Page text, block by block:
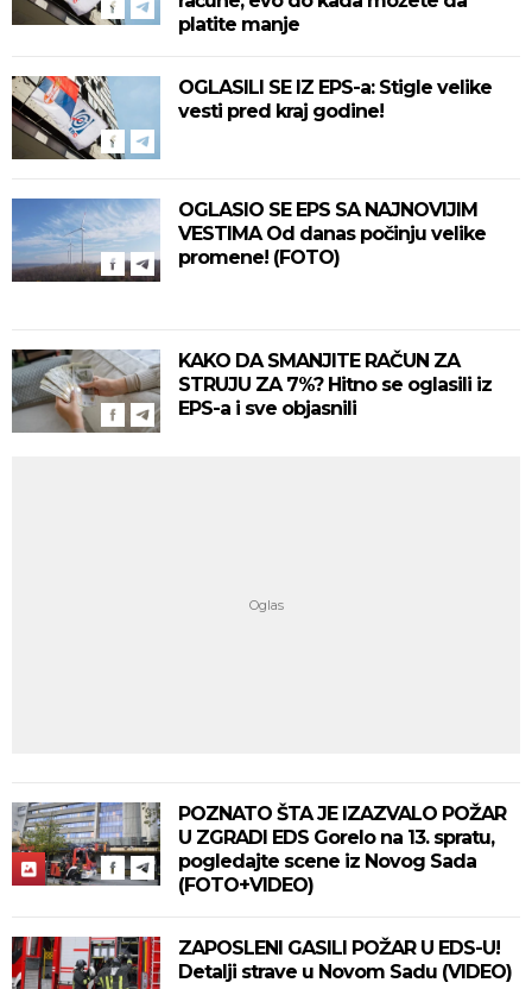
platite manje
OGLASILI SE IZ EPS-a: Stigle velike
vesti pred kraj godine!
OGLASIO SE EPS SA NAJNOVIJIM
VESTIMA Od danas počinju velike
promene! (FOTO)
KAKO DA SMANJITE RAČUN ZA
STRUJU ZA 7%? Hitno se oglasili iz
EPS-a i sve objasnili
POZNATO ŠTA JE IZAZVALO POŽAR
U ZGRADI EDS Gorelo na 13. spratu,
pogledajte scene iz Novog Sada
(FOTO+VIDEO)
ZAPOSLENI GASILI POŽAR U EDS-U!
Detalji strave u Novom Sadu (VIDEO)